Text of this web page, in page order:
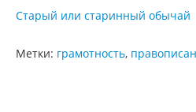
Старый или старинный обычай
Метки: грамотность,